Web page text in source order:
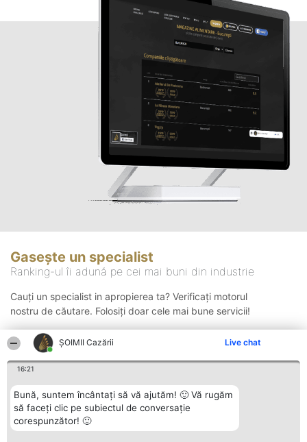
ȘOIMII Cazării Live chat
16:21
Bună, suntem încântați să vă ajutăm! 🙂 Vă rugăm
să faceți clic pe subiectul de conversație
corespunzător! 🙂
Gasește un specialist
Ranking-ul îi adună pe cei mai buni din industrie
Cauți un specialist in apropierea ta? Verificați motorul
nostru de căutare. Folosiți doar cele mai bune servicii!